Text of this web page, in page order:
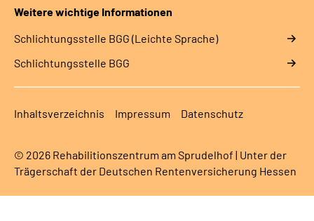
Sprudelhof
Sprudelhof
Weitere wichtige Informationen
Schlich­tungs­stel­le BGG (Leichte Sprache)
Schlich­tungs­stel­le BGG
Inhaltsverzeichnis Impressum Datenschutz
© 2026 Rehabilitionszentrum am Sprudelhof | Unter der
Trägerschaft der Deutschen Rentenversicherung Hessen